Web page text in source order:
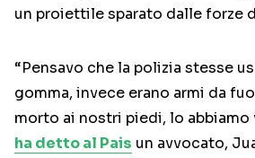
un proiettile sparato dalle forze
“Pensavo che la polizia stesse
gomma, invece erano armi da
morto ai nostri piedi, lo abbiamo
ha detto al Pais un avvocato,